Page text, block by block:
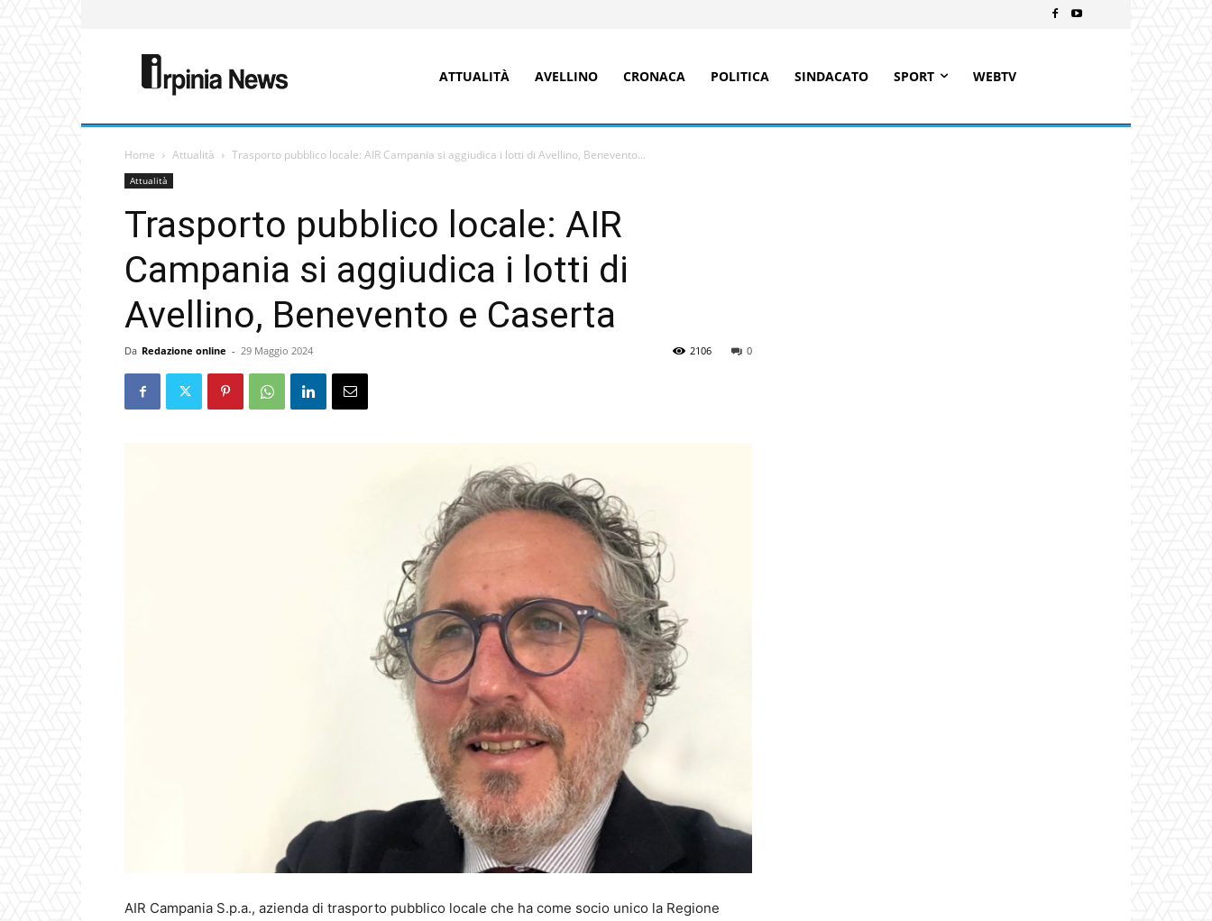
ATTUALITÀ AVELLINO CRONACA POLITICA SINDACATO SPORT WEBTV
Home Attualità Trasporto pubblico locale: AIR Campania si aggiudica i lotti di Avellino, Benevento...
Attualità
Trasporto pubblico locale: AIR
Campania si aggiudica i lotti di
Avellino, Benevento e Caserta
Da Redazione online - 29 Maggio 2024 0
2106
AIR Campania S.p.a., azienda di trasporto pubblico locale che ha come socio unico la Regione